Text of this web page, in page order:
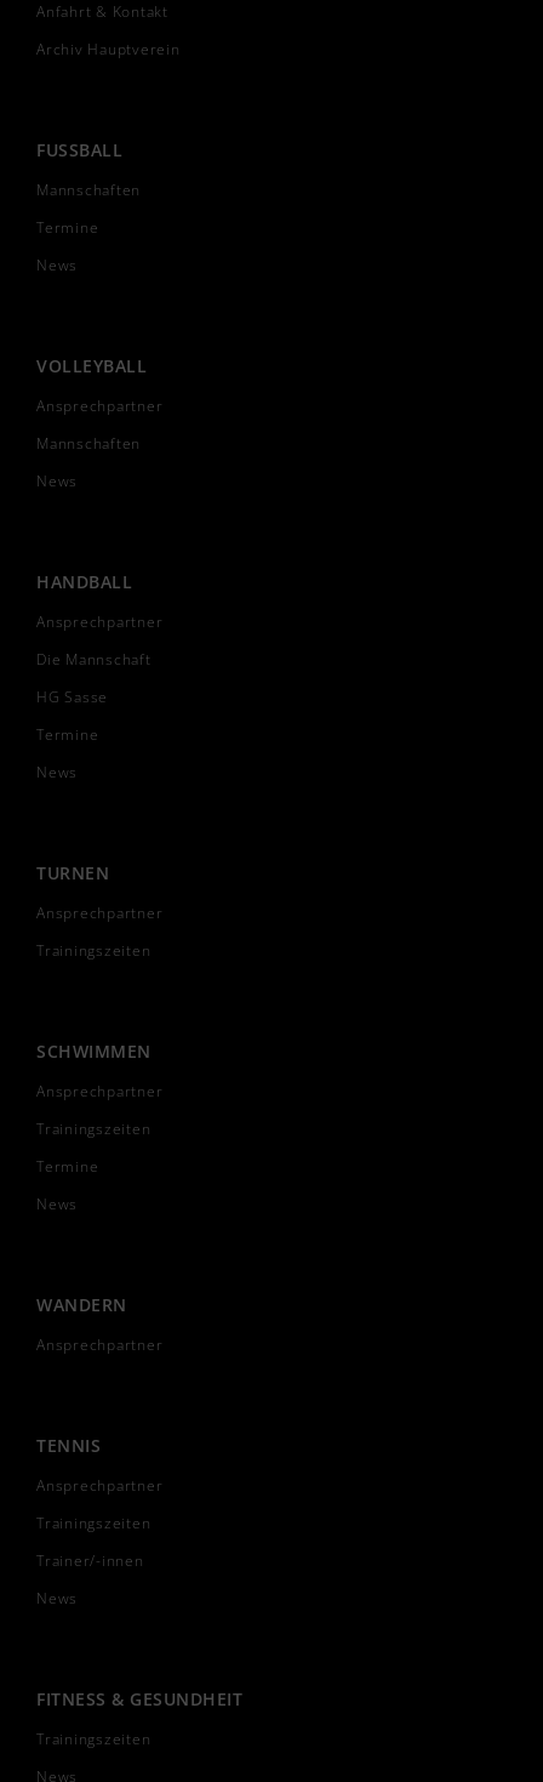
Anfahrt & Kontakt
Archiv Hauptverein
FUSSBALL
Mannschaften
Termine
News
VOLLEYBALL
Ansprechpartner
Mannschaften
News
HANDBALL
Ansprechpartner
Die Mannschaft
HG Sasse
Termine
News
TURNEN
Ansprechpartner
Trainingszeiten
SCHWIMMEN
Ansprechpartner
Trainingszeiten
Termine
News
WANDERN
Ansprechpartner
TENNIS
Ansprechpartner
Trainingszeiten
Trainer/-innen
News
FITNESS & GESUNDHEIT
Trainingszeiten
News